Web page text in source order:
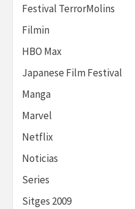
Festival TerrorMolins
Filmin
HBO Max
Japanese Film Festival
Manga
Marvel
Netflix
Noticias
Series
Sitges 2009